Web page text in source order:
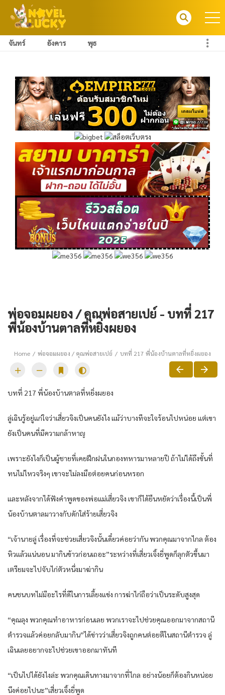
จันทร์ อังคาร พุธ
พ่อจอมผยอง / คุณพ่อสายเปย์ - บทที่ 217
พี่น้องบ้านตาลที่หยิ่งผยอง
Home พ่อจอมผยอง / คุณพ่อสายเปย์ บทที่ 217 พี่น้องบ้านตาลที่หยิ่งผยอง
บทที่ 217 พี่น้องบ้านตาลที่หยิ่งผยอง
ลู่เฉินรู้อยู่แก่ใจว่าเสี่ยวจิงเป็นคนยังไง แม้ว่าบางทีจะใจร้อนไปหน่อย แต่เขา
ยังเป็นคนที่มีความกล้าหาญ
เพราะยังไงก็เป็นผู้ชายที่เคยฝึกฝนในกองทหารมาหลายปี ถ้าไม่ได้ถึงขั้นที่
ทนไม่ไหวจริงๆ เขาจะไม่ลงมือต่อยคนก่อนหรอก
และหลังจากได้ฟังคำพูดของพ่อแม่เสี่ยวจิง เขาก็ได้ยืนหยัดว่าเรื่องนี้เป็นพี่
น้องบ้านตาลมาวางกับดักใส่ร้ายเสี่ยวจิง
“เจ้านายลู่ เรื่องที่จะช่วยเสี่ยวจิงนั้นเดี๋ยวค่อยว่ากัน พวกคุณมาจากไกล ต้อง
หิวแล้วแน่นอน มากินข้าวก่อนเถอะ”ระหว่างที่เสี่ยวเจิ้งยี่พูดก็ลุกตัวขึ้นมา
เตรียมจะไปจับไก่ตัวหนึ่งมาฆ่ากิน
คนชนบทไม่มีอะไรที่ดีในการเลี้ยงแข่ง การฆ่าไก่ถือว่าเป็นระดับสูงสุด
“คุณลุง พวกคุณทำอาหารก่อนเลย พวกเราจะไปช่วยคุณออกมาจากสถานี
ตำรวจแล้วค่อยกลับมากิน”ได้ข่าวว่าเสี่ยวจิงถูกคนต่อยตีในสถานีตำรวจ ลู่
เฉินเลยอยากจะไปช่วยเขาออกมาทันที
“เป็นไปได้ยังไงล่ะ พวกคุณเดินทางมาจากที่ไกล อย่างน้อยก็ต้องกินหน่อย
นึงค่อยไปนะ”เสี่ยวเจิ้งยี่พูด